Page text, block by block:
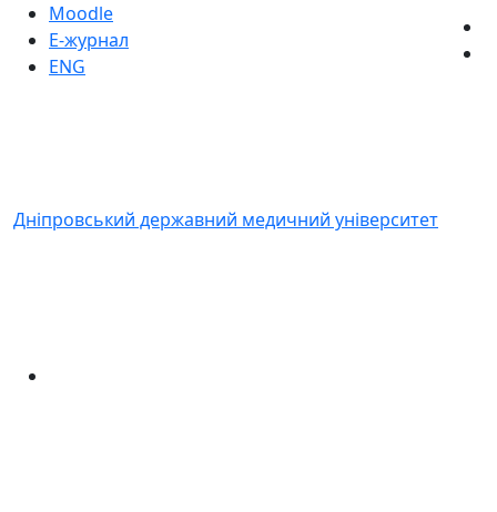
Moodle
Е-журнал
ENG
Дніпровський державний медичний університет